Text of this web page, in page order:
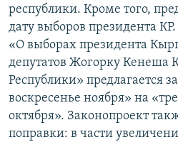
республики. Кроме того,
дату выборов президента
«О выборах президента
депутатов Жогорку Кенеша
Республики» предлагается
воскресенье ноября» на
октября». Законопроект
поправки: в части